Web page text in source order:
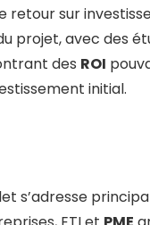
retour sur
projet, avec des
des ROI
initial.
s’adresse